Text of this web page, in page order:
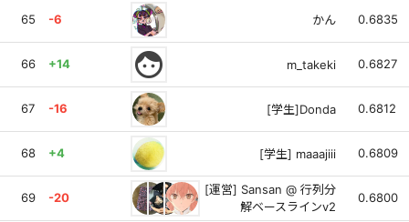
65 -6 かん 0.6835
66 +14 face m_takeki 0.6827
67 -16 [学生]Donda 0.6812
68 +4 [学生] maaajiii 0.6809
69 -20
[運営] Sansan @ 行列分
解ベースラインv2
0.6800